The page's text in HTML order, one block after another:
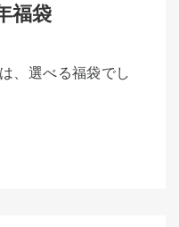
福袋
、選べる福袋でし